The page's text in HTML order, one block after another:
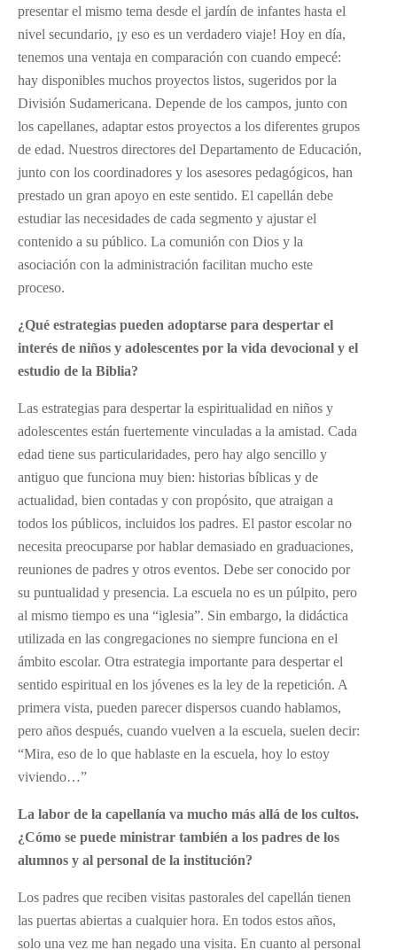
presentar el mismo tema desde el jardín de infantes hasta el
nivel secundario, ¡y eso es un verdadero viaje! Hoy en día,
tenemos una ventaja en comparación con cuando empecé:
hay disponibles muchos proyectos listos, sugeridos por la
División Sudamericana. Depende de los campos, junto con
los capellanes, adaptar estos proyectos a los diferentes grupos
de edad. Nuestros directores del Departamento de Educación,
junto con los coordinadores y los asesores pedagógicos, han
prestado un gran apoyo en este sentido. El capellán debe
estudiar las necesidades de cada segmento y ajustar el
contenido a su público. La comunión con Dios y la
asociación con la administración facilitan mucho este
proceso.
¿Qué estrategias pueden adoptarse para despertar el
interés de niños y adolescentes por la vida devocional y el
estudio de la Biblia?
Las estrategias para despertar la espiritualidad en niños y
adolescentes están fuertemente vinculadas a la amistad. Cada
edad tiene sus particularidades, pero hay algo sencillo y
antiguo que funciona muy bien: historias bíblicas y de
actualidad, bien contadas y con propósito, que atraigan a
todos los públicos, incluidos los padres. El pastor escolar no
necesita preocuparse por hablar demasiado en graduaciones,
reuniones de padres y otros eventos. Debe ser conocido por
su puntualidad y presencia. La escuela no es un púlpito, pero
al mismo tiempo es una “iglesia”. Sin embargo, la didáctica
utilizada en las congregaciones no siempre funciona en el
ámbito escolar. Otra estrategia importante para despertar el
sentido espiritual en los jóvenes es la ley de la repetición. A
primera vista, pueden parecer dispersos cuando hablamos,
pero años después, cuando vuelven a la escuela, suelen decir:
“Mira, eso de lo que hablaste en la escuela, hoy lo estoy
viviendo…”
La labor de la capellanía va mucho más allá de los cultos.
¿Cómo se puede ministrar también a los padres de los
alumnos y al personal de la institución?
Los padres que reciben visitas pastorales del capellán tienen
las puertas abiertas a cualquier hora. En todos estos años,
solo una vez me han negado una visita. En cuanto al personal